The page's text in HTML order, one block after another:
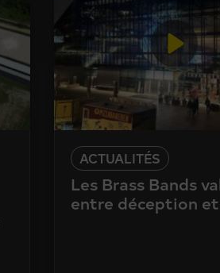
ACTUALITÉS
Les Brass Bands
entre déception